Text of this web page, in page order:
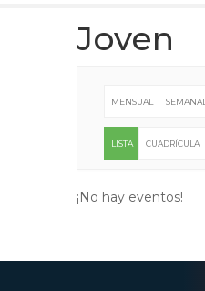
Joven
MENSUAL SEMANAL
LISTA CUADRÍCULA
¡No hay eventos!